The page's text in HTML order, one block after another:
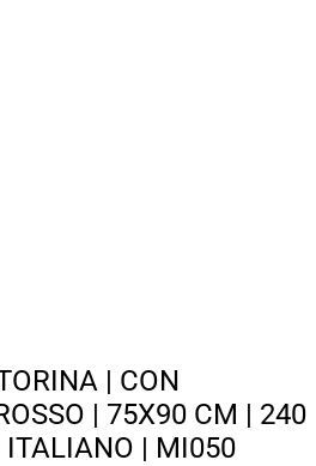
| CON
| 75X90 CM | 240
ITALIANO | MI050